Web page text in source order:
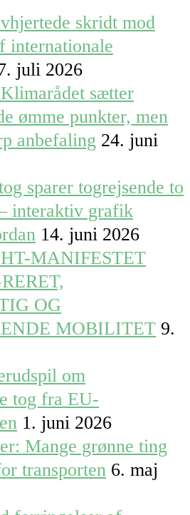
skridt mod
internationale
juli 2026
sætter
ømme punkter, men
anbefaling 24. juni
sparer togrejsende to
interaktiv grafik
14. juni 2026
MANIFESTET
OG
MOBILITET 9.
om
tog fra EU-
1. juni 2026
Mange grønne ting
transporten 6. maj